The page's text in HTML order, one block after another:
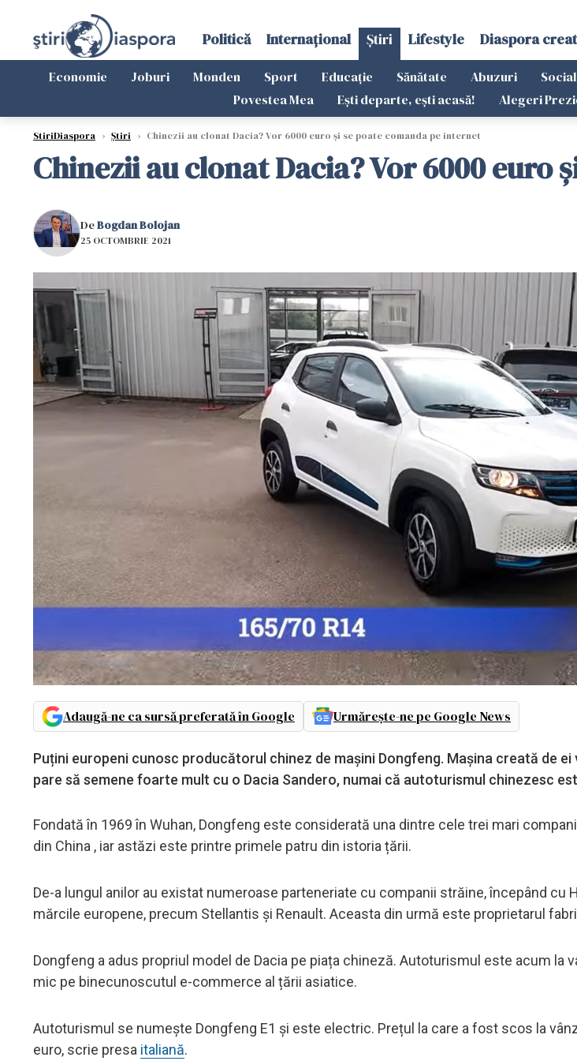
Politică Internațional Știri Lifestyle Diaspora
Economie Joburi Monden Sport Educație Sănătate Abuzuri Social
Povestea Mea
Ești departe, ești acasă! Alegeri
StiriDiaspora › Știri › Chinezii au clonat Dacia? Vor 6000 euro și se poate comanda pe internet
Chinezii au clonat Dacia? Vor 6000 euro
DeBogdan Bolojan
25 OCTOMBRIE 2021
Adaugă-ne ca sursă preferată în Google Urmărește-ne pe Google News
Puțini europeni cunosc producătorul chinez de mașini Dongfeng. Mașina creată de
pare să semene foarte mult cu o Dacia Sandero, numai că autoturismul chinezesc
Fondată în 1969 în Wuhan, Dongfeng este considerată una dintre cele trei mari
din China , iar astăzi este printre primele patru din istoria țării.
De-a lungul anilor au existat numeroase parteneriate cu companii străine, începând cu
mărcile europene, precum Stellantis și Renault. Aceasta din urmă este proprietarul
Dongfeng a adus propriul model de Dacia pe piața chineză. Autoturismul este acum la
mic pe binecunoscutul e-commerce al țării asiatice.
Autoturismul se numește Dongfeng E1 și este electric. Prețul la care a fost scos la
euro, scrie presa italiană.